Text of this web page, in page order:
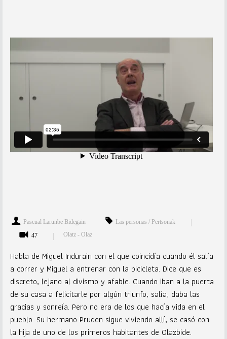
Pascual Larunbe Bidegain
Las personas / Pertsonak
47
Olatz - Olaz
Habla de Miguel Indurain con el que coincidía cuando él salía
a correr y Miguel a entrenar con la bicicleta. Dice que es
discreto, lejano al divismo y afable. Cuando iban a la puerta
de su casa a felicitarle por algún triunfo, salía, daba las
gracias y sonreía. Pero no era de los que hacía vida en el
pueblo. Su hermano Pruden sigue viviendo allí, se casó con
la hija de uno de los primeros habitantes de Olazbide.